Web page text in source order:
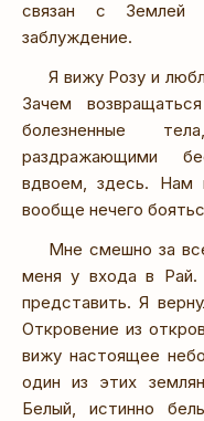
связан с
заблуждение.
Я вижу Розу и
Зачем
болезненные
раздражающими
вдвоем, здесь. Нам
вообще нечего
Мне смешно за
меня у входа в Рай.
представить. Я
Откровение из
вижу настоящее
один из этих
Белый, истинно